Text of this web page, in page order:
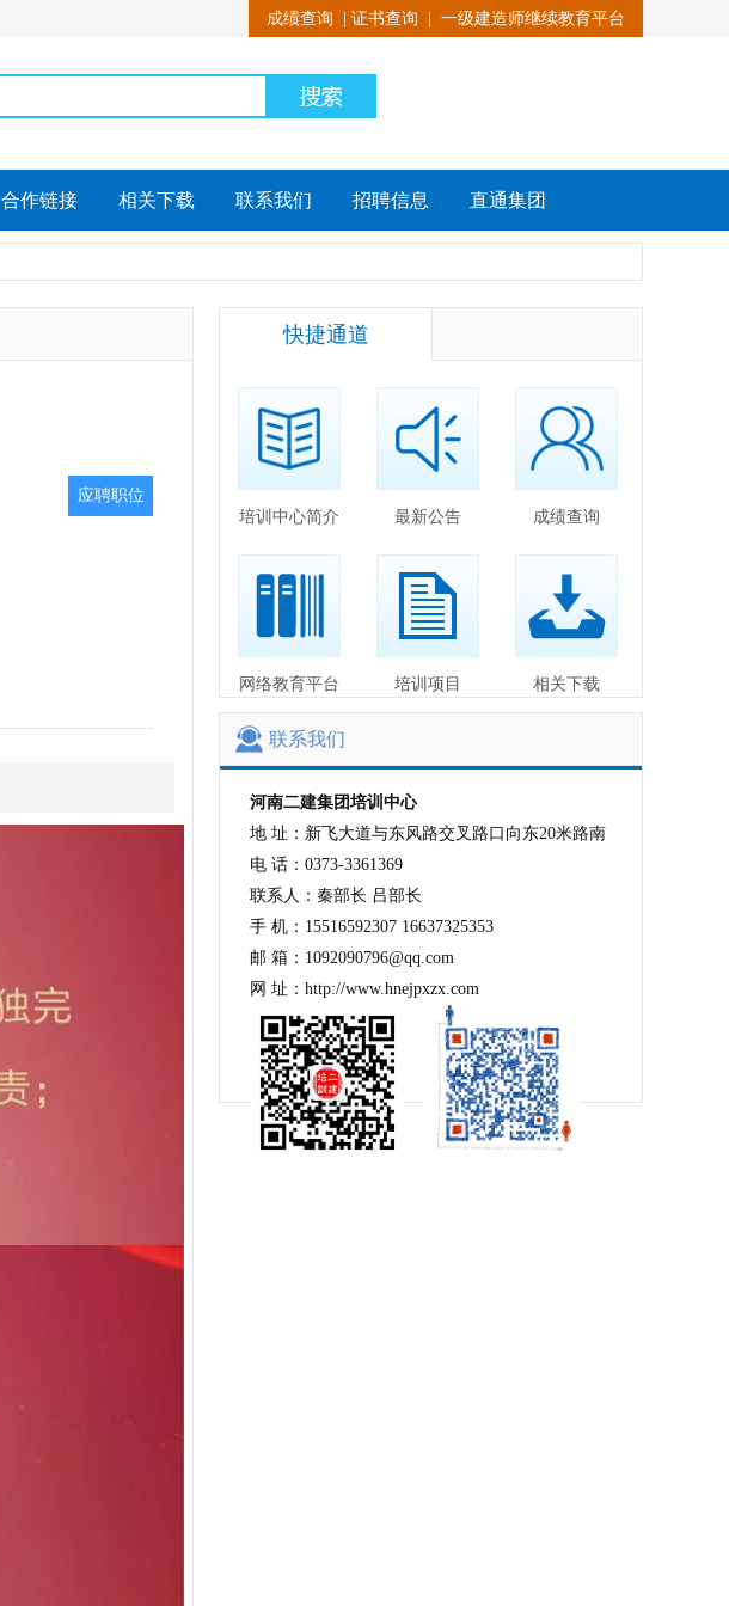
成绩查询 证书查询 一级建造师继续教育平台
合作链接 相关下载 联系我们 招聘信息 直通集团
快捷通道
培训中心简介 最新公告 成绩查询
网络教育平台 培训项目 相关下载
联系我们
河南二建集团培训中心
地 址：新飞大道与东风路交叉路口向东20米路南
电 话：0373-3361369
联系人：秦部长 吕部长
手 机：15516592307 16637325353
邮 箱：1092090796@qq.com
网 址：http://www.hnejpxzx.com
应聘职位